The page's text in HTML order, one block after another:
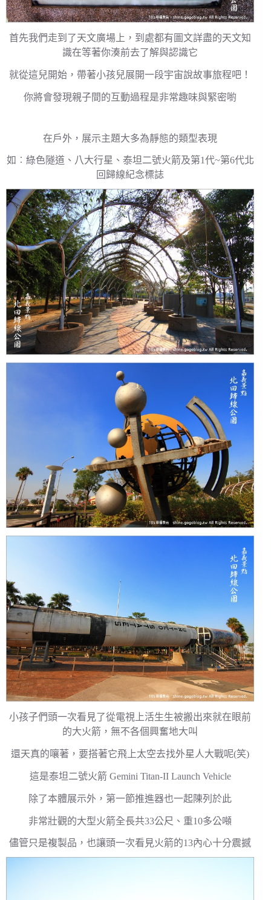
首先我們走到了天文廣場上，到處都有圖文詳盡的天文知
識在等著你湊前去了解與認識它
就從這兒開始，帶著小孩兒展開一段宇宙說故事旅程吧！
你將會發現親子間的互動過程是非常趣味與緊密喲
在戶外，展示主題大多為靜態的類型表現
如︰綠色隧道、八大行星、泰坦二號火箭及第1代~第6代北
回歸線紀念標誌
小孩子們頭一次看見了從電視上活生生被搬出來就在眼前
的大火箭，無不各個興奮地大叫
還天真的嚷著，要搭著它飛上太空去找外星人大戰呢(笑)
這是泰坦二號火箭 Gemini Titan-II Launch Vehicle
除了本體展示外，第一節推進器也一起陳列於此
非常壯觀的大型火箭全長共33公尺、重10多公噸
儘管只是複製品，也讓頭一次看見火箭的13內心十分震撼